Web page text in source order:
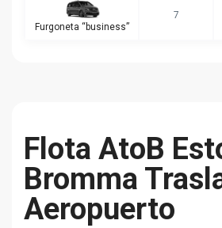
Furgoneta “business”
7
Flota AtoB
Bromma
Aeropuerto